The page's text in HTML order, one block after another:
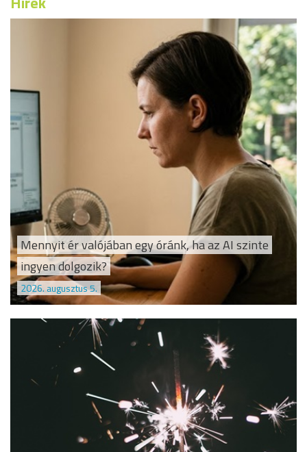
Mennyit ér valójában egy óránk, ha az AI szinte
ingyen dolgozik?
2026. augusztus 5.